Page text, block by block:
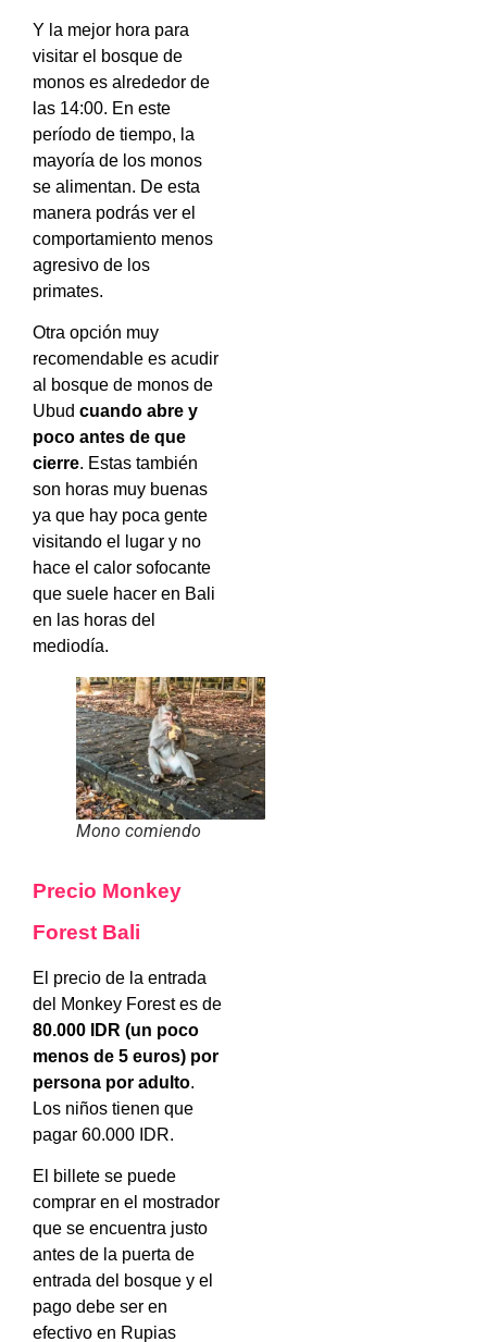
Y la mejor hora para
visitar el bosque de
monos es alrededor de
las 14:00. En este
período de tiempo, la
mayoría de los monos
se alimentan. De esta
manera podrás ver el
comportamiento menos
agresivo de los
primates.
Otra opción muy
recomendable es acudir
al bosque de monos de
Ubud cuando abre y
poco antes de que
cierre. Estas también
son horas muy buenas
ya que hay poca gente
visitando el lugar y no
hace el calor sofocante
que suele hacer en Bali
en las horas del
mediodía.
Mono comiendo
Precio Monkey
Forest Bali
El precio de la entrada
del Monkey Forest es de
80.000 IDR (un poco
menos de 5 euros) por
persona por adulto.
Los niños tienen que
pagar 60.000 IDR.
El billete se puede
comprar en el mostrador
que se encuentra justo
antes de la puerta de
entrada del bosque y el
pago debe ser en
efectivo en Rupias